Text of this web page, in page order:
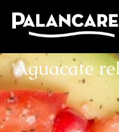
Aguacate